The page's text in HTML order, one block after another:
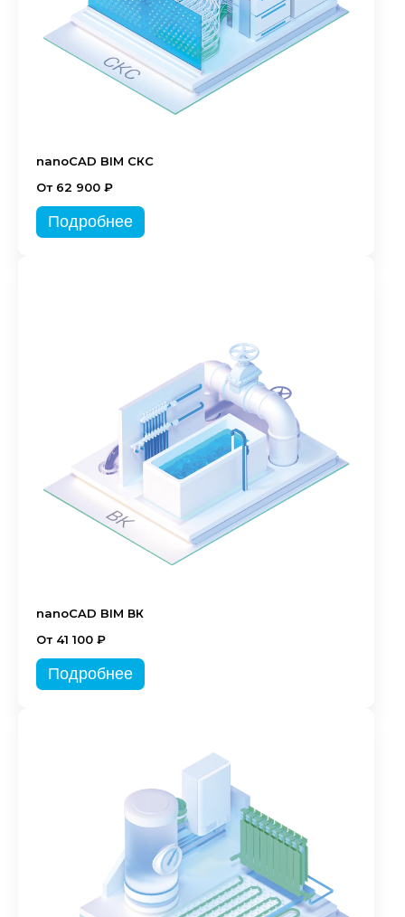
nanoCAD BIM СКС
От 62 900 ₽
Подробнее
nanoCAD BIM ВК
От 41 100 ₽
Подробнее